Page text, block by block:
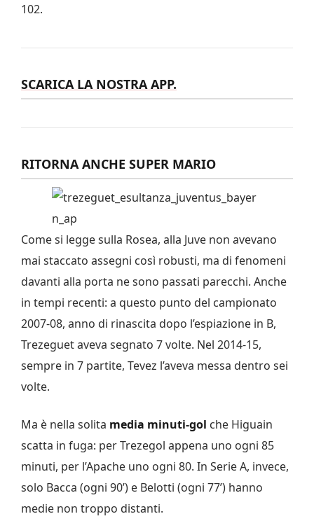
102.
SCARICA LA NOSTRA APP.
RITORNA ANCHE SUPER MARIO
Come si legge sulla Rosea, alla Juve non avevano
mai staccato assegni così robusti, ma di fenomeni
da­vanti alla porta ne sono passati parecchi. Anche
in tempi recen­ti: a questo punto del campiona­to
2007-­08, anno di rinascita dopo l’espiazione in B,
Treze­guet aveva segnato 7 volte. Nel 2014-­15,
sempre in 7 partite, Tevez l’aveva messa dentro sei
volte.
Ma è nella solita media minuti-­gol che Higuain
scatta in fuga: per Trezegol appena uno ogni 85
minuti, per l’Apache uno ogni 80. In Serie A, invece,
solo Bacca (ogni 90’) e Belotti (ogni 77’) hanno
medie non troppo distanti.